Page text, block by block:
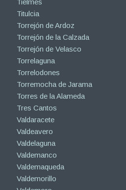
Titulcia
Torrejón de Ardoz
Torrejón de la Calzada
Torrejón de Velasco
Torrelaguna
Torrelodones
Torremocha de Jarama
Torres de la Alameda
Tres Cantos
Valdaracete
Valdeavero
Valdelaguna
Valdemanco
Valdemaqueda
Valdemorillo